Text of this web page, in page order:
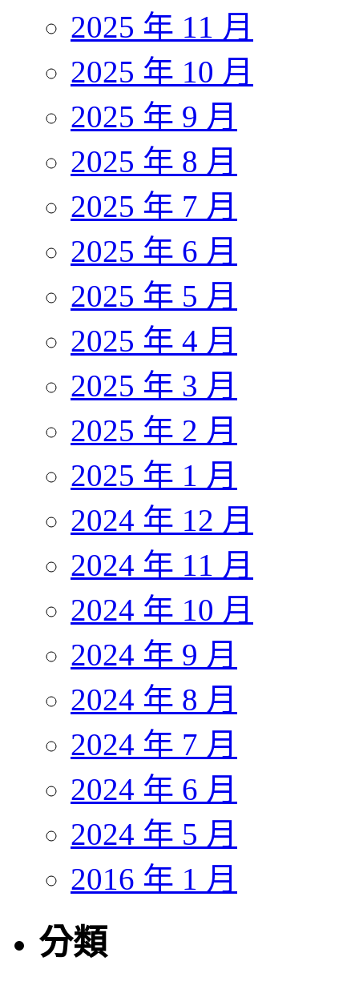
2025 年 11 月
2025 年 10 月
2025 年 9 月
2025 年 8 月
2025 年 7 月
2025 年 6 月
2025 年 5 月
2025 年 4 月
2025 年 3 月
2025 年 2 月
2025 年 1 月
2024 年 12 月
2024 年 11 月
2024 年 10 月
2024 年 9 月
2024 年 8 月
2024 年 7 月
2024 年 6 月
2024 年 5 月
2016 年 1 月
分類